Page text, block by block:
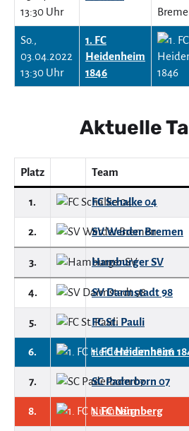
13:30 Uhr
So.,
03.04.2022
13:30 Uhr
1. FC
Heidenheim
1846
Aktuelle
Platz Team
1. FC Schalke 04
2. SV Werder Bremen
3. Hamburger SV
4. SV Darmstadt 98
5. FC St. Pauli
6. 1. FC Heidenheim
7. SC Paderborn 07
8. 1. FC Nürnberg